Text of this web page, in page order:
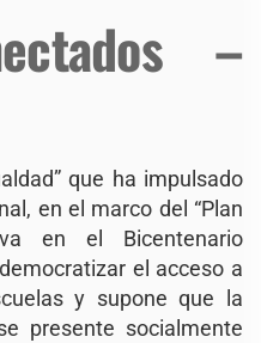
–
que ha impulsado
en el marco del “Plan
en el Bicentenario
el acceso a
y supone que la
presente socialmente